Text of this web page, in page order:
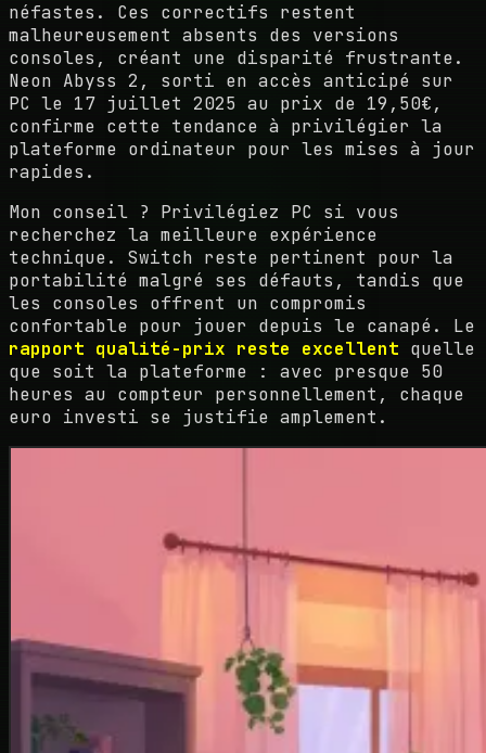
néfastes. Ces correctifs restent
malheureusement absents des versions
consoles, créant une disparité frustrante.
Neon Abyss 2, sorti en accès anticipé sur
PC le 17 juillet 2025 au prix de 19,50€,
confirme cette tendance à privilégier la
plateforme ordinateur pour les mises à jour
rapides.
Mon conseil ? Privilégiez PC si vous
recherchez la meilleure expérience
technique. Switch reste pertinent pour la
portabilité malgré ses défauts, tandis que
les consoles offrent un compromis
confortable pour jouer depuis le canapé. Le
rapport qualité-prix reste excellent quelle
que soit la plateforme : avec presque 50
heures au compteur personnellement, chaque
euro investi se justifie amplement.